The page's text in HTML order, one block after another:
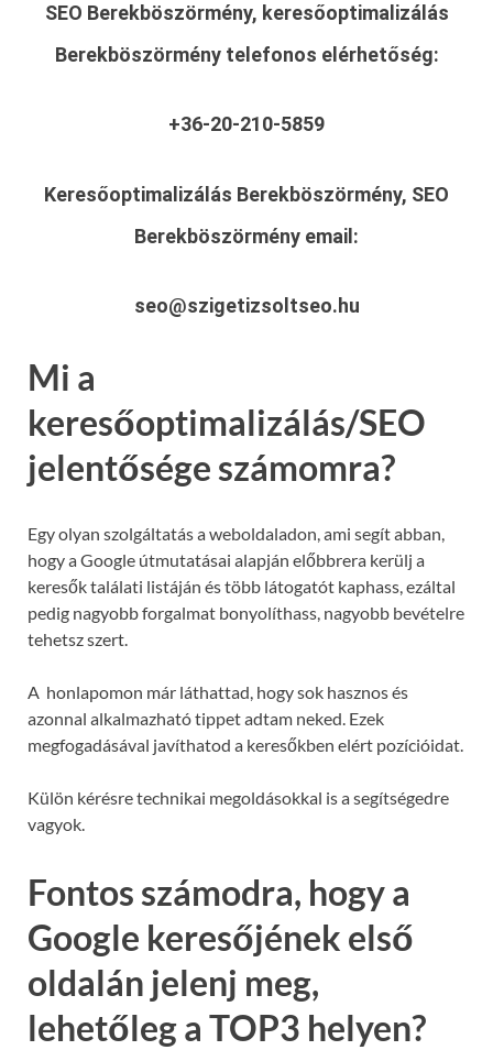
SEO Berekböszörmény, keresőoptimalizálás
Berekböszörmény telefonos elérhetőség:
+36-20-210-5859
Keresőoptimalizálás Berekböszörmény, SEO
Berekböszörmény email:
seo@szigetizsoltseo.hu
Mi a
keresőoptimalizálás/SEO
jelentősége számomra?
Egy olyan szolgáltatás a weboldaladon, ami segít abban,
hogy a Google útmutatásai alapján előbbrera kerülj a
keresők találati listáján és több látogatót kaphass, ezáltal
pedig nagyobb forgalmat bonyolíthass, nagyobb bevételre
tehetsz szert.
A honlapomon már láthattad, hogy sok hasznos és
azonnal alkalmazható tippet adtam neked. Ezek
megfogadásával javíthatod a keresőkben elért pozícióidat.
Külön kérésre technikai megoldásokkal is a segítségedre
vagyok.
Fontos számodra, hogy a
Google keresőjének első
oldalán jelenj meg,
lehetőleg a TOP3 helyen?